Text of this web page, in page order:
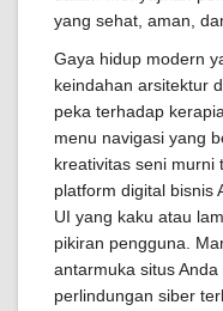
yang sehat, aman,
Gaya hidup modern
keindahan arsitektur
peka terhadap
menu navigasi yang
kreativitas seni murni
platform digital bisnis
UI yang kaku atau
pikiran pengguna.
antarmuka situs
perlindungan siber